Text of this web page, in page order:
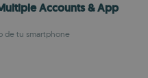
Accounts & App
de tu smartphone